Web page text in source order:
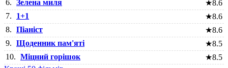
6. Зелена миля ★8.6
7.
1+1 ★8.6
8. Піаніст ★8.6
9. Щоденник пам'яті ★8.5
10. Міцний горішок ★8.5